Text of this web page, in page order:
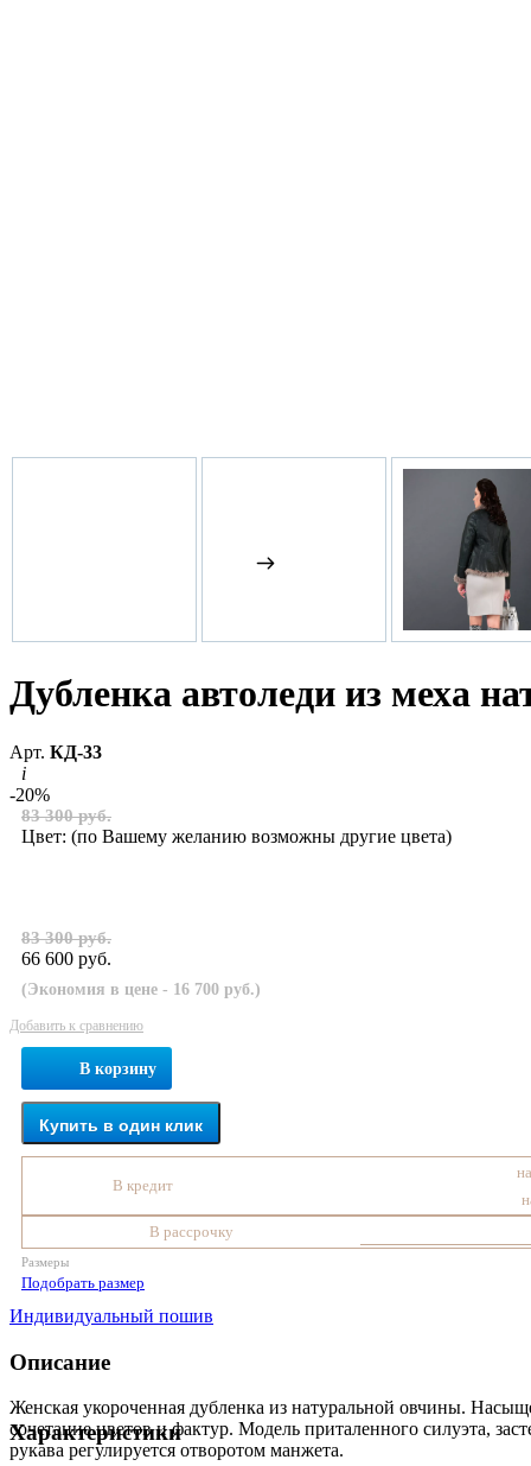
Дубленка автоледи из меха
Арт. КД-33
i
-20%
83 300 руб.
Цвет: (по Вашему желанию возможны другие цвета)
83 300 руб.
66 600 руб.
(Экономия в цене - 16 700 руб.)
Добавить к сравнению
В корзину
Купить в один клик
В кредит
В рассрочку
Размеры
Подобрать размер
Индивидуальный пошив
Описание
Женская укороченная дубленка из натуральной овчины.
сочетание цветов и фактур. Модель приталенного силуэта,
рукава регулируется отворотом манжета.
Характеристики